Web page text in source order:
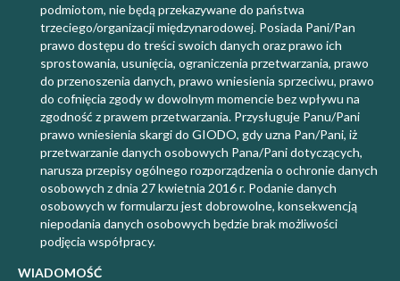
podmiotom, nie będą przekazywane do państwa
trzeciego/organizacji międzynarodowej. Posiada Pani/Pan
prawo dostępu do treści swoich danych oraz prawo ich
sprostowania, usunięcia, ograniczenia przetwarzania, prawo
do przenoszenia danych, prawo wniesienia sprzeciwu, prawo
do cofnięcia zgody w dowolnym momencie bez wpływu na
zgodność z prawem przetwarzania. Przysługuje Panu/Pani
prawo wniesienia skargi do GIODO, gdy uzna Pan/Pani, iż
przetwarzanie danych osobowych Pana/Pani dotyczących,
narusza przepisy ogólnego rozporządzenia o ochronie danych
osobowych z dnia 27 kwietnia 2016 r. Podanie danych
osobowych w formularzu jest dobrowolne, konsekwencją
niepodania danych osobowych będzie brak możliwości
podjęcia współpracy.
WIADOMOŚĆ